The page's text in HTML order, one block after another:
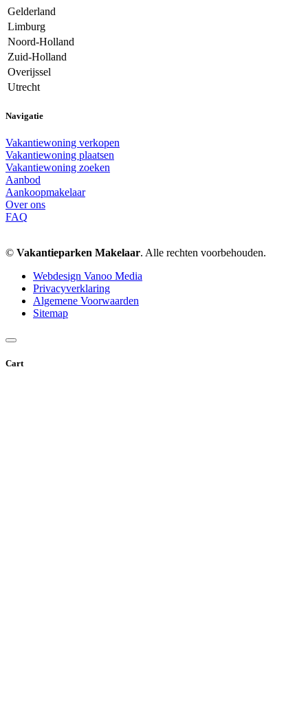
Gelderland
Limburg
Noord-Holland
Zuid-Holland
Overijssel
Utrecht
Navigatie
Vakantiewoning verkopen
Vakantiewoning plaatsen
Vakantiewoning zoeken
Aanbod
Aankoopmakelaar
Over ons
FAQ
© Vakantieparken Makelaar. Alle rechten voorbehouden.
Webdesign Vanoo Media
Privacyverklaring
Algemene Voorwaarden
Sitemap
Cart